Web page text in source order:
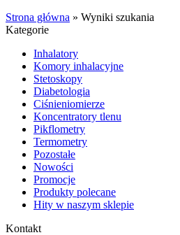
Strona główna » Wyniki szukania
Kategorie
Inhalatory
Komory inhalacyjne
Stetoskopy
Diabetologia
Ciśnieniomierze
Koncentratory tlenu
Pikflometry
Termometry
Pozostałe
Nowości
Promocje
Produkty polecane
Hity w naszym sklepie
Kontakt